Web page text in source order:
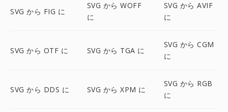
SVG から FIG に
SVG から WOFF
に
SVG から AVIF
に
SVG から OTF に SVG から TGA に
SVG から CGM
に
SVG から DDS に SVG から XPM に
SVG から RGB
に